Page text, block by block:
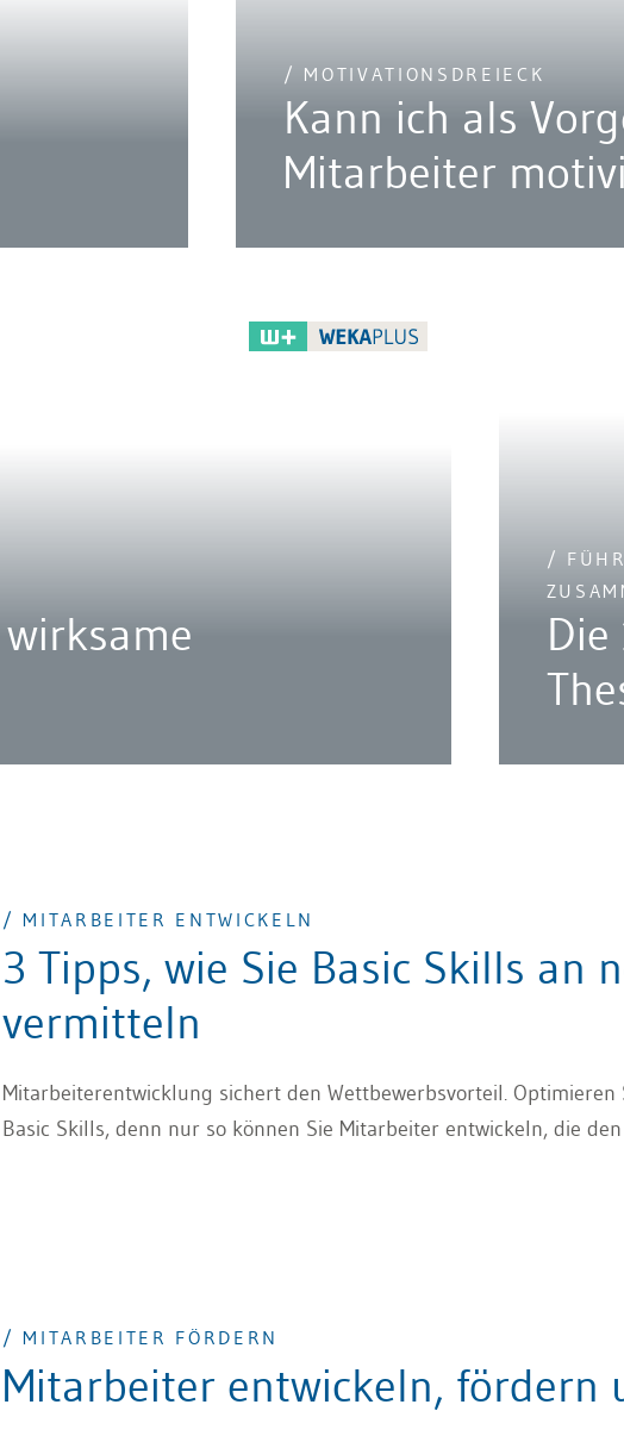
/ MOTIVATIONSDREIECK
Kann ich als
Mitarbeiter
/
/ MITARBEITER ENTWICKELN
3 Tipps, wie Sie Basic Skills an
vermitteln
Mitarbeiterentwicklung sichert den Wettbewerbsvorteil.
Basic Skills, denn nur so können Sie Mitarbeiter entwickeln, die
/ MITARBEITER FÖRDERN
Mitarbeiter entwickeln, fördern